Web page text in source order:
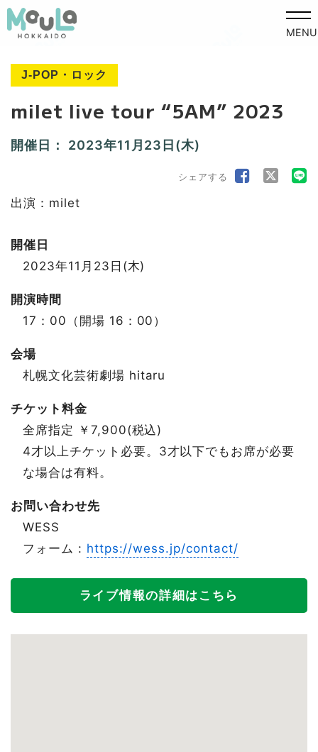
MENU
J-POP・ロック
milet live tour “5AM” 2023
開催日： 2023年11月23日(木)
シェアする
出演：milet
開催日
2023年11月23日(木)
開演時間
17：00（開場 16：00）
会場
札幌文化芸術劇場 hitaru
チケット料金
全席指定 ￥7,900(税込)
4才以上チケット必要。3才以下でもお席が必要
な場合は有料。
お問い合わせ先
WESS
フォーム : https://wess.jp/contact/
ライブ情報の詳細はこちら